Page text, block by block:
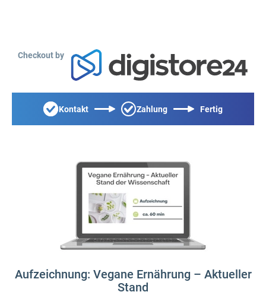
Checkout by
Kontakt Zahlung Fertig
Aufzeichnung: Vegane Ernährung – Aktueller
Stand